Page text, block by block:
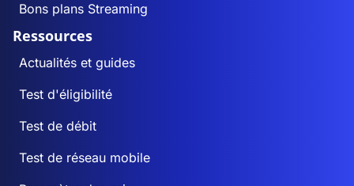
Bons plans Streaming
Ressources
Actualités et guides
Test d'éligibilité
Test de débit
Test de réseau mobile